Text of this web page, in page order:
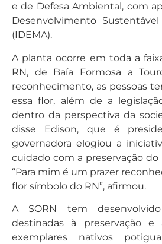
e de Defesa Ambiental, com
Desenvolvimento
(IDEMA).
A planta ocorre em toda a
RN, de Baía Formosa a
reconhecimento, as pessoas
essa flor, além de a
dentro da perspectiva da
disse Edison, que é
governadora elogiou a
cuidado com a preservação do
“Para mim é um prazer
flor símbolo do RN”, afirmou.
A SORN tem
destinadas à preservação e
exemplares nativos